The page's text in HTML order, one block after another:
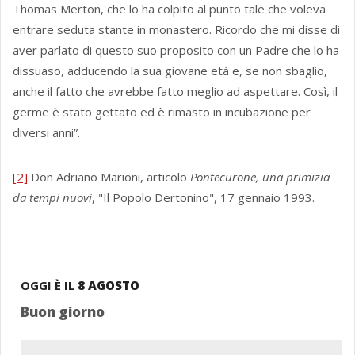
Thomas Merton, che lo ha colpito al punto tale che voleva
entrare seduta stante in monastero. Ricordo che mi disse di
aver parlato di questo suo proposito con un Padre che lo ha
dissuaso, adducendo la sua giovane età e, se non sbaglio,
anche il fatto che avrebbe fatto meglio ad aspettare. Così, il
germe è stato gettato ed è rimasto in incubazione per
diversi anni”.
[2] Don Adriano Marioni, articolo Pontecurone, una primizia
da tempi nuovi, "Il Popolo Dertonino", 17 gennaio 1993.
OGGI È IL 8 AGOSTO
Buon giorno